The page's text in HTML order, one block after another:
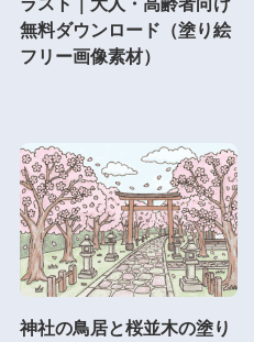
無料ダウンロード（塗り絵
フリー画像素材）
神社の鳥居と桜並木の塗り